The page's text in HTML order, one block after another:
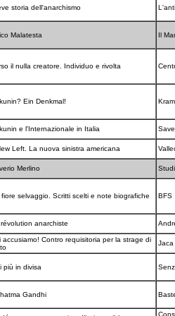
storia dell'anarchismo
Malatesta Il
il nulla creatore. Individuo e rivolta
Ein Denkmal!
e l'Internazionale in Italia
Left. La nuova sinistra americana
Merlino
fiore selvaggio. Scritti scelti e note biografiche BFS
anarchiste
accusiamo! Contro requisitoria per la strage di
più in divisa
Gandhi